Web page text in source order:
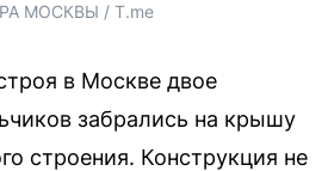
МОСКВЫ / T.me
в Москве двое
забрались на крышу
строения. Конструкция не